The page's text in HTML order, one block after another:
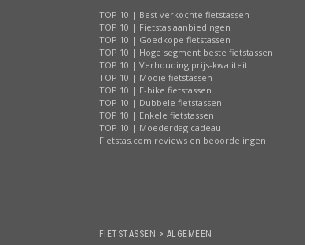
TOP 10 | Best verkochte fietstassen
TOP 10 | Fietstas aanbiedingen
TOP 10 | Goedkope fietstassen
TOP 10 | Hoge segment beste fietstassen
TOP 10 | Verhouding prijs-kwaliteit
TOP 10 | Mooie fietstassen
TOP 10 | E-bike fietstassen
TOP 10 | Dubbele fietstassen
TOP 10 | Enkele fietstassen
TOP 10 | Moederdag cadeau
Fietstas.com reviews en beoordelingen
FIETSTASSEN > ALGEMEEN